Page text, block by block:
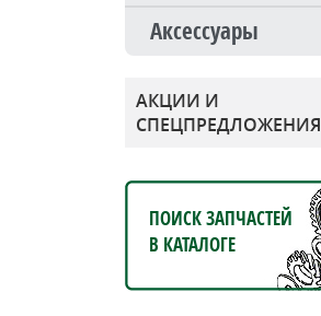
Аксессуары
АКЦИИ И
СПЕЦПРЕДЛОЖЕНИЯ
ПОИСК ЗАПЧАСТЕЙ
В КАТАЛОГЕ